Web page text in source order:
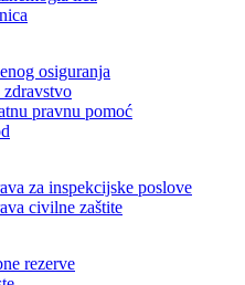
rad
lica
osiguranja
pravnu pomoć
za inspekcijske poslove
civilne zaštite